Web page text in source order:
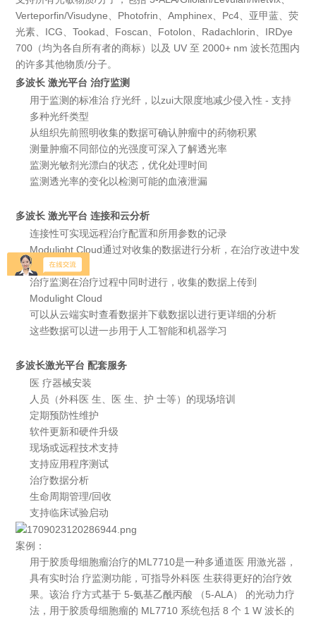
Verteporfin/Visudyne、Photofrin、Amphinex、Pc4、亚甲蓝、荧
光素、ICG、Tookad、Foscan、Fotolon、Radachlorin、IRDye
700（均为各自所有者的商标）以及 UV 至 2000+ nm 波长范围内
的许多其他物质/分子。
多波长 激光平台 治疗监测
用于监测的标准治 疗光纤，以zui大限度地减少侵入性 - 支持
多种光纤类型
从组织先前照明收集的数据可确认肿瘤中的药物积累
测量肿瘤不同部位的光强度可深入了解透光率
监测光敏剂光漂白的状态，优化处理时间
监测透光率的变化以检测可能的血液泄漏
多波长 激光平台 连接和云分析
连接性可实现远程治疗配置和所用参数的记录
Modulight Cloud通过对收集的数据进行分析，在治疗改进中发
挥着关键作用
治疗监测在治疗过程中同时进行，收集的数据上传到
Modulight Cloud
可以从云端实时查看数据并下载数据以进行更详细的分析
这些数据可以进一步用于人工智能和机器学习
多波长激光平台 配套服务
医 疗器械安装
人员（外科医 生、医 生、护 士等）的现场培训
定期预防性维护
软件更新和硬件升级
现场或远程技术支持
支持应用程序测试
治疗数据分析
生命周期管理/回收
支持临床试验启动
案例：
用于胶质母细胞瘤治疗的ML7710是一种多通道医 用激光器，
具有实时治 疗监测功能，可指导外科医 生获得更好的治疗效
果。该治 疗方式基于 5-氨基乙酰丙酸 （5-ALA） 的光动力疗
法，用于胶质母细胞瘤的 ML7710 系统包括 8 个 1 W 波长的